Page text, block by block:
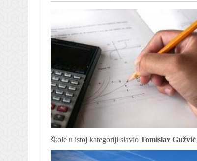
škole u istoj kategoriji slavio Tomislav Gužvić